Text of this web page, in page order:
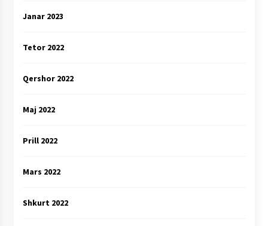
Janar 2023
Tetor 2022
Qershor 2022
Maj 2022
Prill 2022
Mars 2022
Shkurt 2022